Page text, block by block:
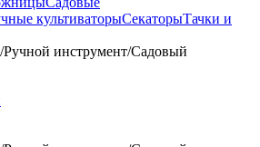
культиваторыСекаторыТачки и
/Ручной инструмент/Садовый